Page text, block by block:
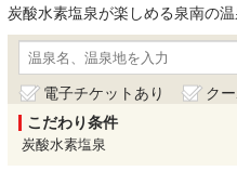
炭酸水素塩泉が楽しめる泉南の
電子チケットあり ク
こだわり条件
炭酸水素塩泉